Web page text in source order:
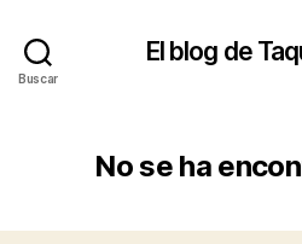
Buscar
El blog de
No se ha